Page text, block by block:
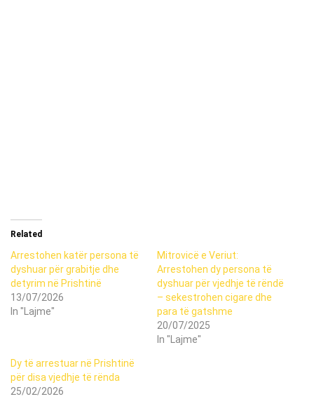
Related
Arrestohen katër persona të
dyshuar për grabitje dhe
detyrim në Prishtinë
13/07/2026
In "Lajme"
Mitrovicë e Veriut:
Arrestohen dy persona të
dyshuar për vjedhje të rëndë
– sekestrohen cigare dhe
para të gatshme
20/07/2025
In "Lajme"
Dy të arrestuar në Prishtinë
për disa vjedhje të rënda
25/02/2026